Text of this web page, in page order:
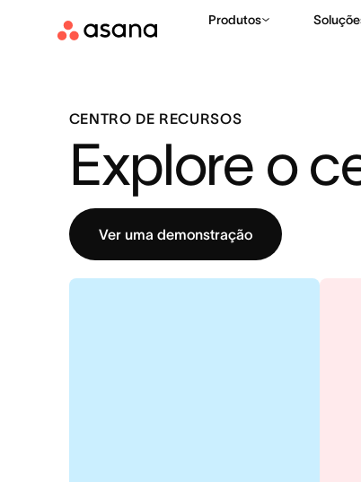
Produtos
CENTRO DE RECURSOS
Explore o
Ver uma demonstração